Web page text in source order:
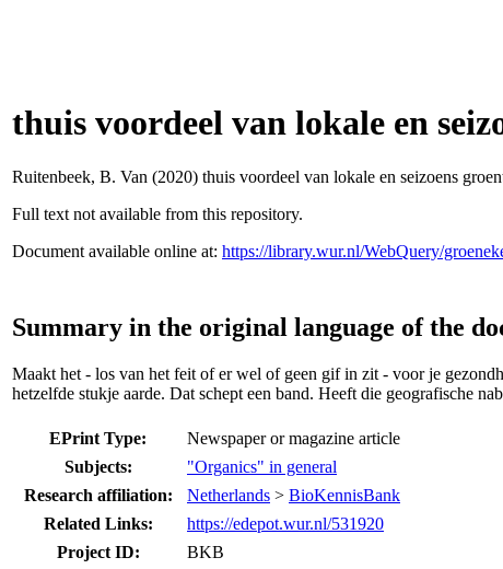
thuis voordeel van lokale en
Ruitenbeek, B. Van (2020) thuis voordeel van lokale en seizoens
Full text not available from this repository.
Document available online at: https://library.wur.nl/WebQuery/
Summary in the original language of the
Maakt het - los van het feit of er wel of geen gif in zit - voor je
hetzelfde stukje aarde. Dat schept een band. Heeft die geografische
EPrint Type:
Newspaper or magazine article
Subjects:
"Organics" in general
Research affiliation:
Netherlands > BioKennisBank
Related Links:
https://edepot.wur.nl/531920
Project ID:
BKB